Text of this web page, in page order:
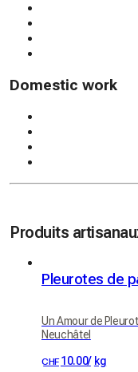
Domestic work
Produits
Un Amour de
Neuchâtel
CHF 10.00/ kg